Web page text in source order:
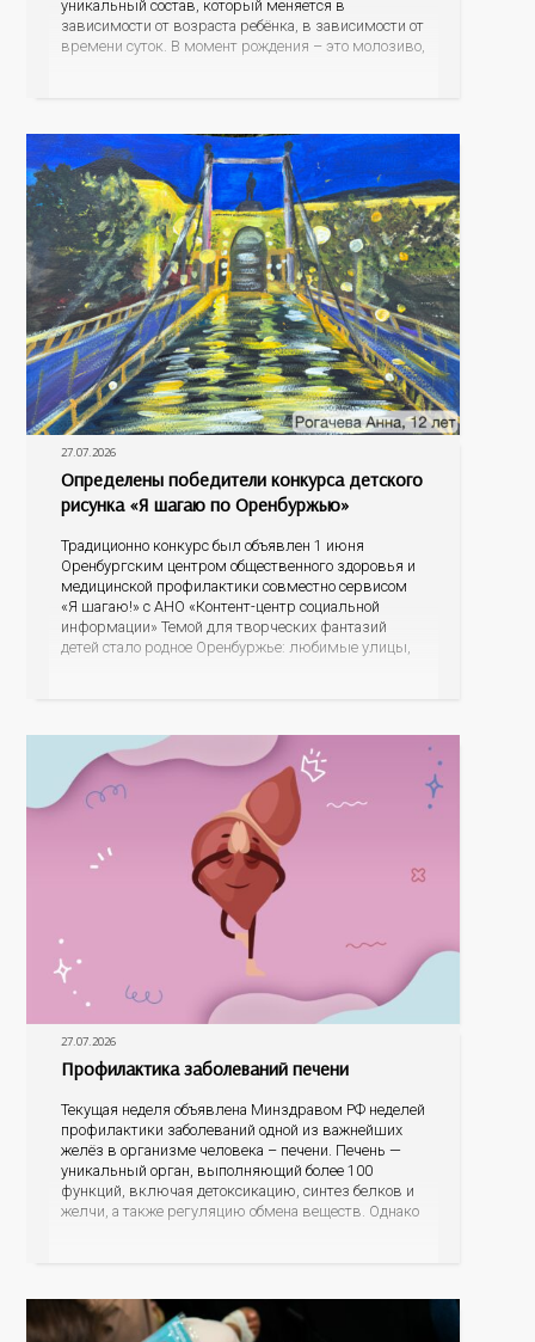
уникальный состав, который меняется в
зависимости от возраста ребёнка, в зависимости от
времени суток. В момент рождения – это молозиво,
27.07.2026
Определены победители конкурса детского
рисунка «Я шагаю по Оренбуржью»
Традиционно конкурс был объявлен 1 июня
Оренбургским центром общественного здоровья и
медицинской профилактики совместно сервисом
«Я шагаю!» с АНО «Контент-центр социальной
информации» Темой для творческих фантазий
детей стало родное Оренбуржье: любимые улицы,
27.07.2026
Профилактика заболеваний печени
Текущая неделя объявлена Минздравом РФ неделей
профилактики заболеваний одной из важнейших
желёз в организме человека – печени. Печень —
уникальный орган, выполняющий более 100
функций, включая детоксикацию, синтез белков и
желчи, а также регуляцию обмена веществ. Однако